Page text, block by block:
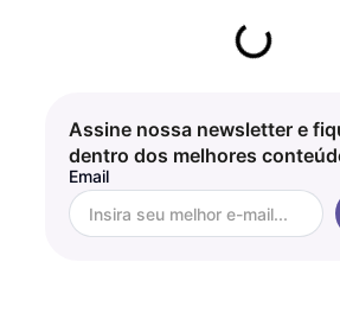
Assine nossa newsletter e
dentro dos melhores
Email